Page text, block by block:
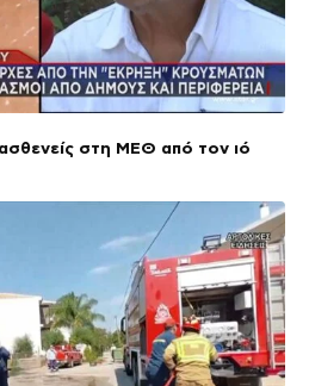
στη ΜΕΘ από τον ιό